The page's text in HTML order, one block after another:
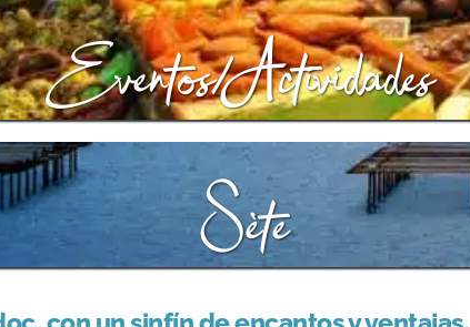
Eventos/Actividades
Sète